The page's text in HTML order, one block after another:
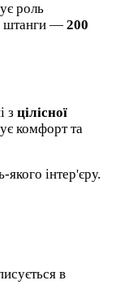
роль
штанги — 200
з цілісної
комфорт та
інтер'єру.
в